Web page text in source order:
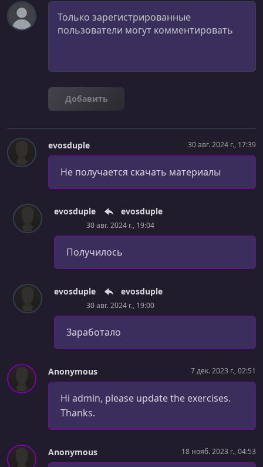
Комментарий
Добавить
evosduple 30 авг. 2024 г., 17:39
Не получается скачать материалы
evosduple evosduple
30 авг. 2024 г., 19:04
Получилось
evosduple evosduple
30 авг. 2024 г., 19:00
Заработало
Anonymous 7 дек. 2023 г., 02:51
Hi admin, please update the exercises.
Thanks.
Anonymous 18 нояб. 2023 г., 04:53